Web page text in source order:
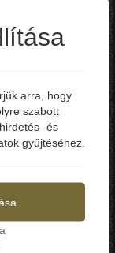
Kosárba
Survival
kártya
arra, hogy
szabott
és
gyűjtéséhez.